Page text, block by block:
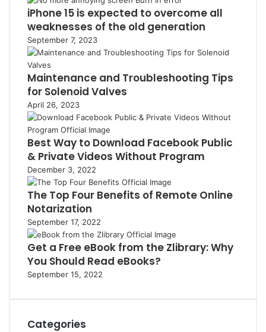
iPhone 15 is expected to overcome all
weaknesses of the old generation
September 7, 2023
Maintenance and Troubleshooting Tips
for Solenoid Valves
April 26, 2023
Best Way to Download Facebook Public
& Private Videos Without Program
December 3, 2022
The Top Four Benefits of Remote Online
Notarization
September 17, 2022
Get a Free eBook from the Zlibrary: Why
You Should Read eBooks?
September 15, 2022
Categories